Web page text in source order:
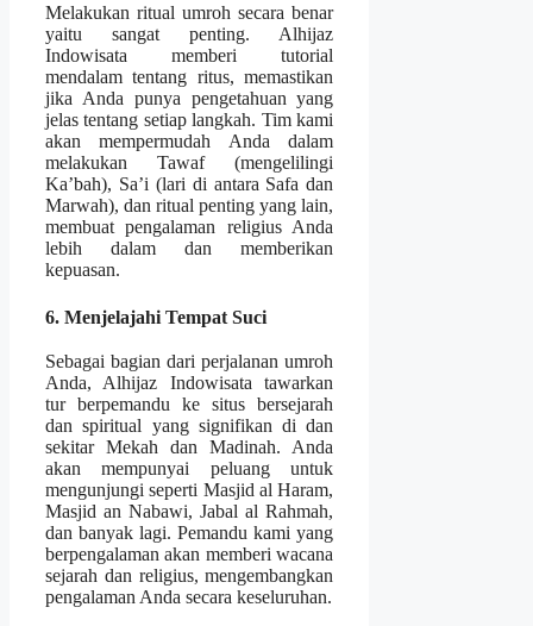
Melakukan ritual umroh secara benar
yaitu sangat penting. Alhijaz
Indowisata memberi tutorial
mendalam tentang ritus, memastikan
jika Anda punya pengetahuan yang
jelas tentang setiap langkah. Tim kami
akan mempermudah Anda dalam
melakukan Tawaf (mengelilingi
Ka’bah), Sa’i (lari di antara Safa dan
Marwah), dan ritual penting yang lain,
membuat pengalaman religius Anda
lebih dalam dan memberikan
kepuasan.
6. Menjelajahi Tempat Suci
Sebagai bagian dari perjalanan umroh
Anda, Alhijaz Indowisata tawarkan
tur berpemandu ke situs bersejarah
dan spiritual yang signifikan di dan
sekitar Mekah dan Madinah. Anda
akan mempunyai peluang untuk
mengunjungi seperti Masjid al Haram,
Masjid an Nabawi, Jabal al Rahmah,
dan banyak lagi. Pemandu kami yang
berpengalaman akan memberi wacana
sejarah dan religius, mengembangkan
pengalaman Anda secara keseluruhan.